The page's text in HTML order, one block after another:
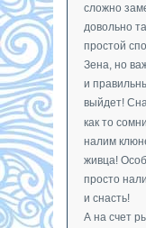
сложно
довольно
простой
Зена, но
и
выйдет!
как то
налим
живца!
просто
и снасть!
А на счет